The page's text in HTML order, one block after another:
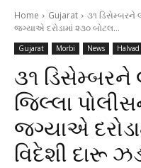
Home Gujarat
૩૧ ડિસેમ્બરને
જગ્યાએ દરોડામાં ૨૩૦ બોટલ...
Gujarat Morbi News Halvad
૩૧ ડિસેમ્બરને
જિલ્લા
જગ્યાએ
વિદેશી દારૂ